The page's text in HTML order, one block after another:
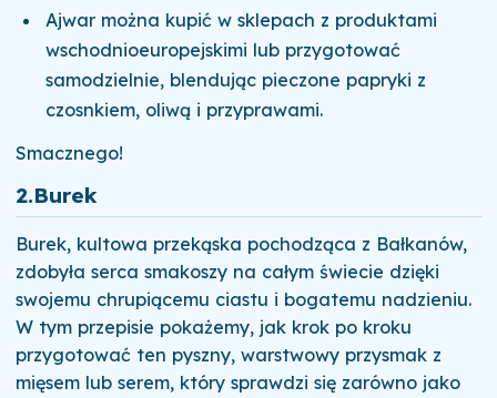
Ajwar można kupić w sklepach z produktami
wschodnioeuropejskimi lub przygotować
samodzielnie, blendując pieczone papryki z
czosnkiem, oliwą i przyprawami.
Smacznego!
2.Burek
Burek, kultowa przekąska pochodząca z Bałkanów,
zdobyła serca smakoszy na całym świecie dzięki
swojemu chrupiącemu ciastu i bogatemu nadzieniu.
W tym przepisie pokażemy, jak krok po kroku
przygotować ten pyszny, warstwowy przysmak z
mięsem lub serem, który sprawdzi się zarówno jako